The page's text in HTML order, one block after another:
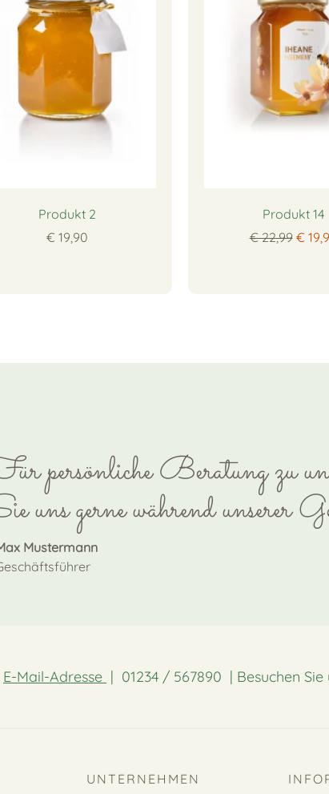
Produkt 2
€ 19,90
Produkt 14
€ 22,99 €
persönliche Beratung zu
uns gerne während unserer
Mustermann
E-Mail-Adresse | 01234 / 567890 | Besuchen Sie
UNTERNEHMEN